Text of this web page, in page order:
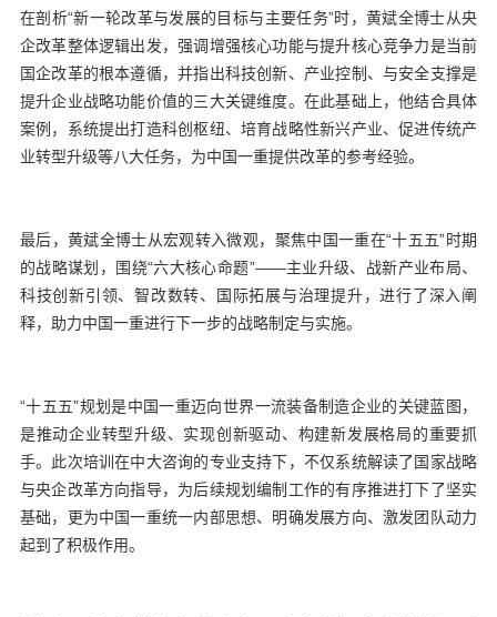
在剖析“新一轮改革与发展的目标与主要任务”时，黄斌全博士从央
企改革整体逻辑出发，强调增强核心功能与提升核心竞争力是当前
国企改革的根本遵循，并指出科技创新、产业控制、与安全支撑是
提升企业战略功能价值的三大关键维度。在此基础上，他结合具体
案例，系统提出打造科创枢纽、培育战略性新兴产业、促进传统产
业转型升级等八大任务，为中国一重提供改革的参考经验。
最后，黄斌全博士从宏观转入微观，聚焦中国一重在“十五五”时期
的战略谋划，围绕“六大核心命题”——主业升级、战新产业布局、
科技创新引领、智改数转、国际拓展与治理提升，进行了深入阐
释，助力中国一重进行下一步的战略制定与实施。
“十五五”规划是中国一重迈向世界一流装备制造企业的关键蓝图，
是推动企业转型升级、实现创新驱动、构建新发展格局的重要抓
手。此次培训在中大咨询的专业支持下，不仅系统解读了国家战略
与央企改革方向指导，为后续规划编制工作的有序推进打下了坚实
基础，更为中国一重统一内部思想、明确发展方向、激发团队动力
起到了积极作用。